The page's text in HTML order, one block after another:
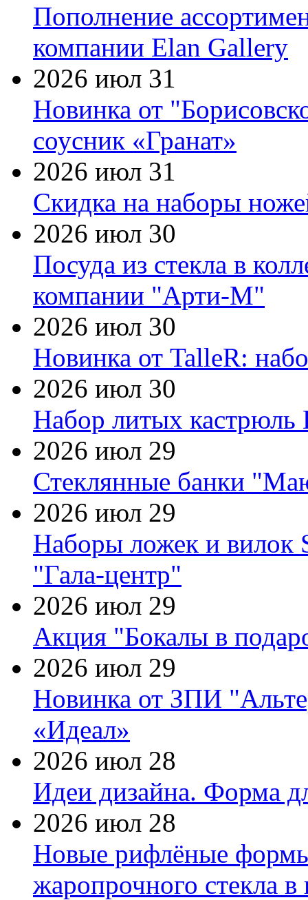
Пополнение
компании Elan Gallery
2026 июл 31
Новинка от
соусник «Гранат»
2026 июл 31
Скидка на наборы
2026 июл 30
Посуда из стекла в
компании "Арти-М"
2026 июл 30
Новинка от TalleR:
2026 июл 30
Набор литых кастрюль
2026 июл 29
Стеклянные банки
2026 июл 29
Наборы ложек и вилок
"Гала-центр"
2026 июл 29
Акция "Бокалы в
2026 июл 29
Новинка от ЗПИ
«Идеал»
2026 июл 28
Идеи дизайна. Форма
2026 июл 28
Новые рифлёные формы
жаропрочного стекла